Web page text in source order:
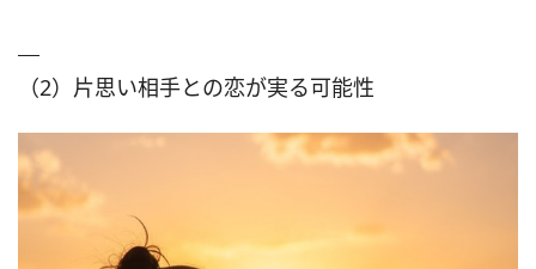
（2）片思い相手との恋が実る可能性